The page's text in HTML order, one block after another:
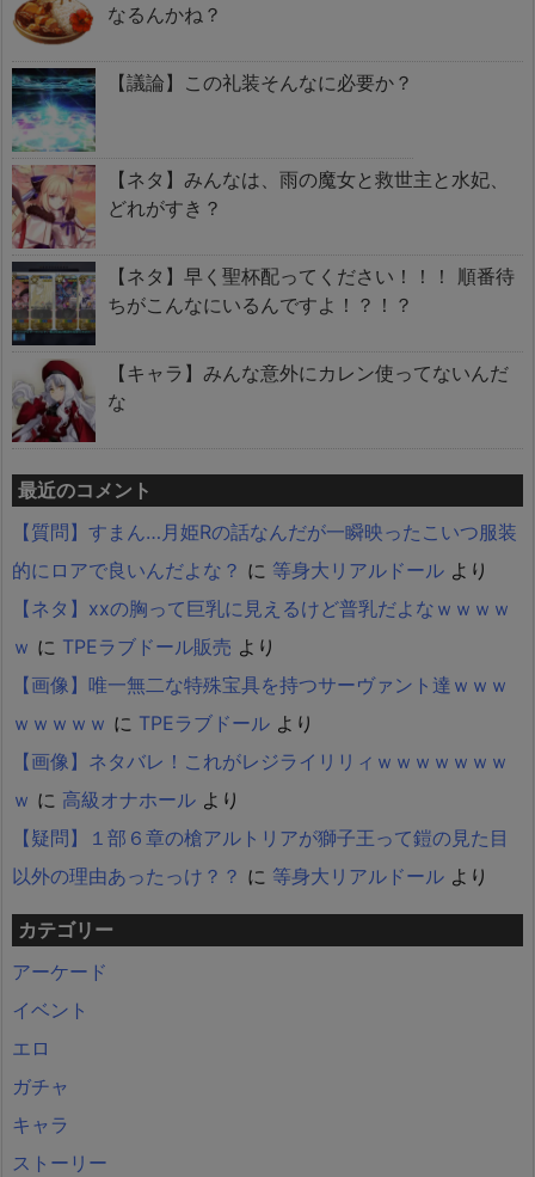
なるんかね？
【議論】この礼装そんなに必要か？
【ネタ】みんなは、雨の魔女と救世主と水妃、
どれがすき？
【ネタ】早く聖杯配ってください！！！ 順番待
ちがこんなにいるんですよ！？！？
【キャラ】みんな意外にカレン使ってないんだ
な
最近のコメント
【質問】すまん…月姫Rの話なんだが一瞬映ったこいつ服装
的にロアで良いんだよな？ に 等身大リアルドール より
【ネタ】xxの胸って巨乳に見えるけど普乳だよなｗｗｗｗ
ｗ に TPEラブドール販売 より
【画像】唯一無二な特殊宝具を持つサーヴァント達ｗｗｗ
ｗｗｗｗｗ に TPEラブドール より
【画像】ネタバレ！これがレジライリリィｗｗｗｗｗｗｗ
ｗ に 高級オナホール より
【疑問】１部６章の槍アルトリアが獅子王って鎧の見た目
以外の理由あったっけ？？ に 等身大リアルドール より
カテゴリー
アーケード
イベント
エロ
ガチャ
キャラ
ストーリー